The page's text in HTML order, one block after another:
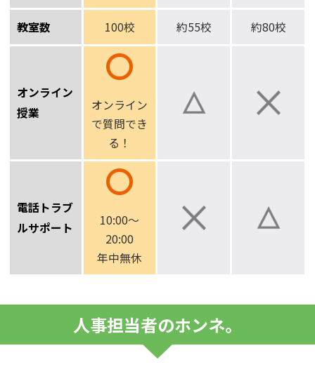
教室数 100校 約55校 約80校
オンライン
授業
オンライン
で質問でき
る！
電話トラブ
ルサポート
10:00～
20:00
年中無休
人事担当者のホンネ。